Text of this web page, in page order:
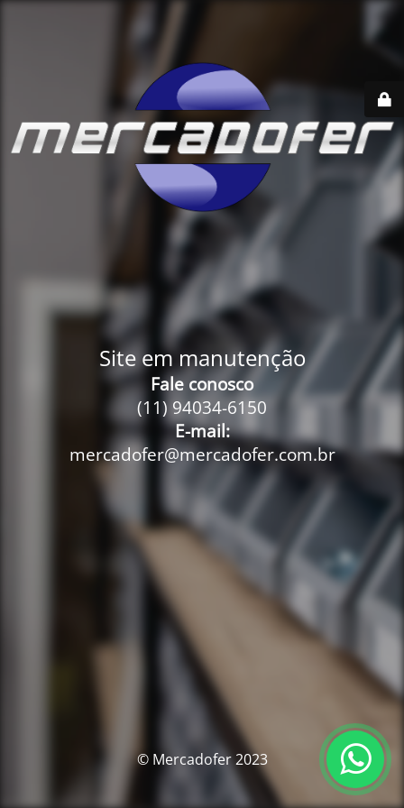
Site em manutenção
Fale conosco
(11) 94034-6150
E-mail:
mercadofer@mercadofer.com.br
© Mercadofer 2023